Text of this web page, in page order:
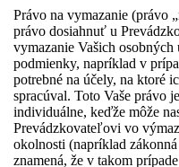
Právo na vymazanie (právo
právo dosiahnuť u
vymazanie Vašich osobných
podmienky, napríklad v
potrebné na účely, na ktoré
spracúval. Toto Vaše právo
individuálne, keďže môže
Prevádzkovateľovi vo
okolnosti (napríklad
znamená, že v takom